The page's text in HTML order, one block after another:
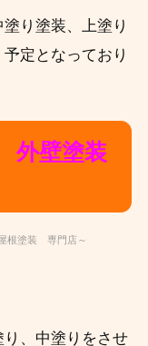
り塗装、上塗り
定となっており
外壁塗装
塗装 専門店～
、中塗りをさせ